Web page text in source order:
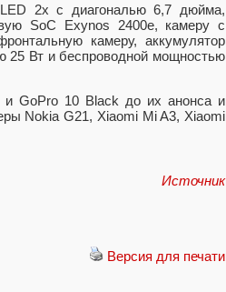
2x с диагональю 6,7 дюйма,
SoC Exynos 2400e, камеру с
камеру, аккумулятор
25 Вт и беспроводной мощностью
и GoPro 10 Black до их анонса и
Nokia G21, Xiaomi Mi A3, Xiaomi
Источник
Версия для печати